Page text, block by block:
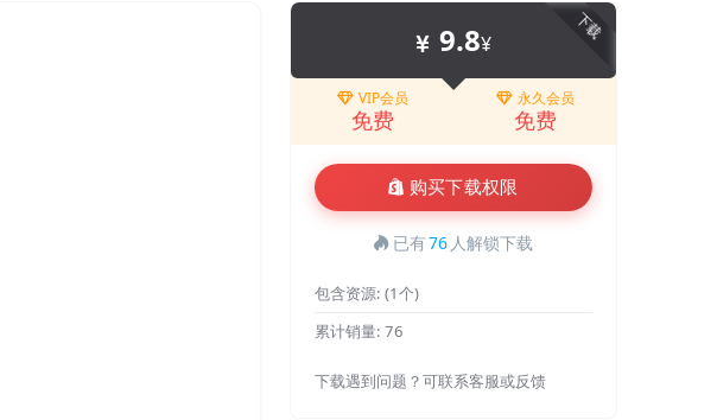
下载
9.8¥
VIP会员
免费
永久会员
免费
购买下载权限
已有76 人解锁下载
包含资源: (1个)
累计销量: 76
下载遇到问题？可联系客服或反馈